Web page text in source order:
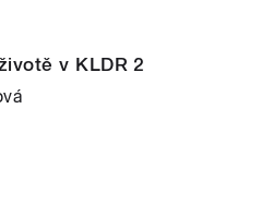
v KLDR 2